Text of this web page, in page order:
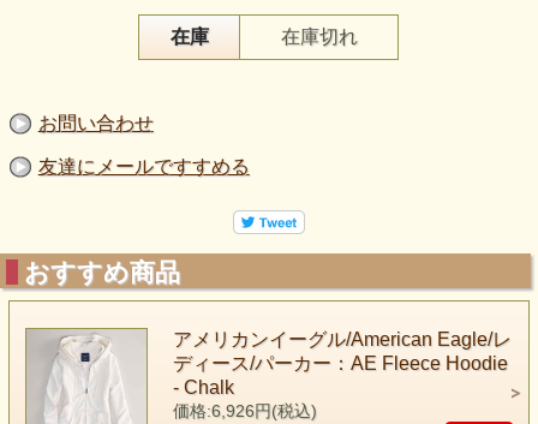
在庫 在庫切れ
お問い合わせ
友達にメールですすめる
おすすめ商品
アメリカンイーグル/American Eagle/レ
ディース/パーカー：AE Fleece Hoodie
- Chalk
価格:6,926円(税込)